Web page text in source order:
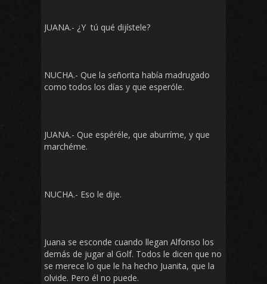
JUANA.- ¿Y tú qué dijístele?
NUCHA.- Que la señorita había madrugado
como todos los días y que esperóle.
JUANA.- Que espéréle, que aburríme, y que
marchéme.
NUCHA.- Eso le dije.
Juana se esconde cuando llegan Alfonso los
demás de jugar al Golf. Todos le dicen que no
se merece lo que le ha hecho Juanita, que la
olvide. Pero él no puede.